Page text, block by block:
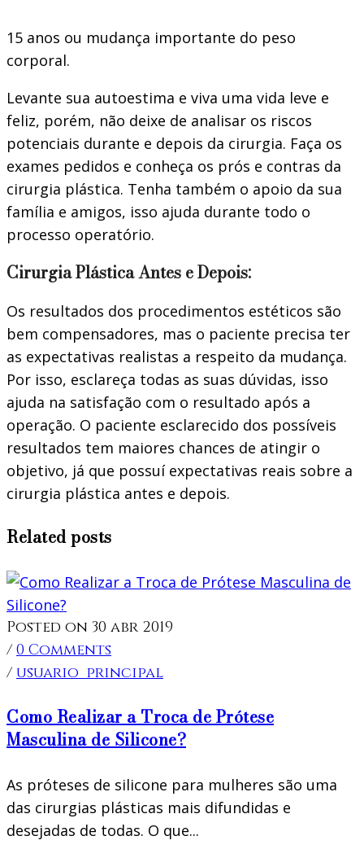
15 anos ou mudança importante do peso
corporal.
Levante sua autoestima e viva uma vida leve e
feliz, porém, não deixe de analisar os riscos
potenciais durante e depois da cirurgia. Faça os
exames pedidos e conheça os prós e contras da
cirurgia plástica. Tenha também o apoio da sua
família e amigos, isso ajuda durante todo o
processo operatório.
Cirurgia Plástica Antes e Depois:
Os resultados dos procedimentos estéticos são
bem compensadores, mas o paciente precisa ter
as expectativas realistas a respeito da mudança.
Por isso, esclareça todas as suas dúvidas, isso
ajuda na satisfação com o resultado após a
operação. O paciente esclarecido dos possíveis
resultados tem maiores chances de atingir o
objetivo, já que possuí expectativas reais sobre a
cirurgia plástica antes e depois.
Related posts
Posted on 30 abr 2019
/ 0 Comments
/ usuario_principal
Como Realizar a Troca de Prótese
Masculina de Silicone?
As próteses de silicone para mulheres são uma
das cirurgias plásticas mais difundidas e
desejadas de todas. O que...